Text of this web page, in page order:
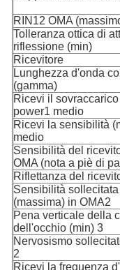
RIN12 OMA
Tolleranza ottica di
riflessione (min)
Ricevitore
Lunghezza d'onda
(gamma)
Ricevi il
power1 medio
Ricevi la sensibilità
medio
Sensibilità del
OMA (nota a piè di
Riflettanza del
Sensibilità
(massima) in OMA2
Pena verticale della
dell'occhio (min) 3
Nervosismo
2
Ricevi la frequenza